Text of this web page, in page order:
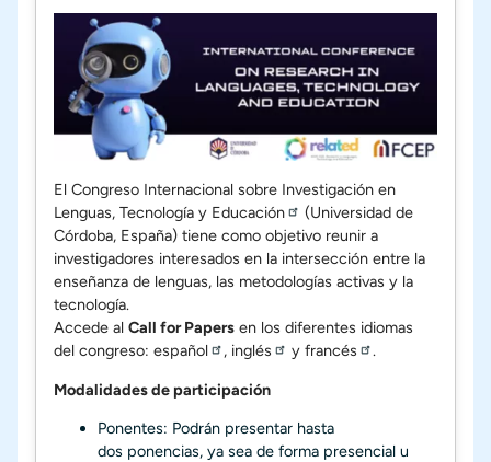
El Congreso Internacional sobre Investigación en
Lenguas, Tecnología y Educación
(Universidad de
Córdoba, España) tiene como objetivo reunir a
investigadores interesados en la intersección entre la
enseñanza de lenguas, las metodologías activas y la
tecnología.
Accede al Call for Papers en los diferentes idiomas
del congreso: español , inglés y francés
.
Modalidades de participación
Ponentes: Podrán presentar hasta
dos ponencias, ya sea de forma presencial u